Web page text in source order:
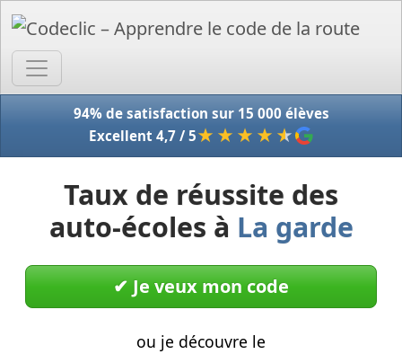
94% de satisfaction sur 15 000 élèves
Excellent 4,7 / 5★★★★ ★
Taux de réussite des
auto-écoles à La garde
✔︎ Je veux mon code
ou je découvre le